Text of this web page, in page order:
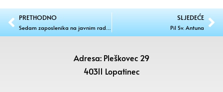
PRETHODNO
Sedam zaposlenika na javnim radovima
SLJEDEĆE
Pil Sv. Antuna
Adresa: Pleškovec 29
40311 Lopatinec